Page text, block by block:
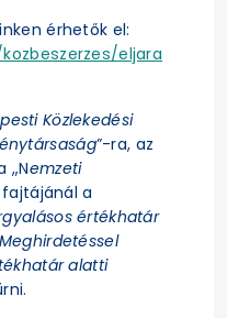
érhetők el:
eljara
Közlekedési
”-ra, az
„Nemzeti
fajtájánál a
értékhatár
Meghirdetéssel
alatti